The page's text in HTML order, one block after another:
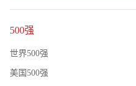
500强
世界500强
美国500强